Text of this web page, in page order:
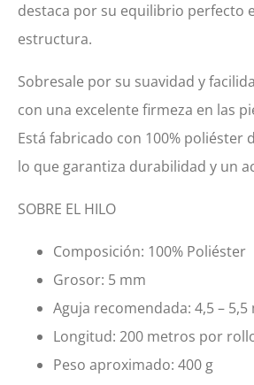
destaca por su equilibrio perfecto
estructura.
Sobresale por su suavidad y
con una excelente firmeza en las
Está fabricado con 100% poliéster
lo que garantiza durabilidad y un
SOBRE EL HILO
Composición: 100% Poliéster
Grosor: 5 mm
Aguja recomendada: 4,5 – 5,5
Longitud: 200 metros por
Peso aproximado: 400 g